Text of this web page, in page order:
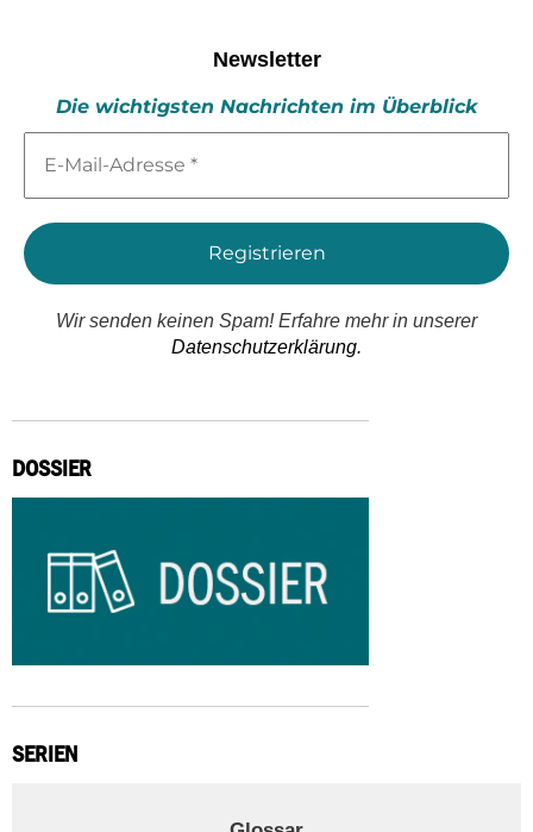
Newsletter
Die wichtigsten Nachrichten im Überblick
Mail-
*
Wir senden keinen Spam! Erfahre mehr in unserer
Datenschutzerklärung.
DOSSIER
SERIEN